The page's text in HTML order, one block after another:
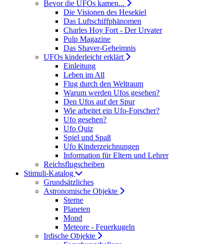
Bevor die UFOs kamen...
Die Visionen des Hesekiel
Das Luftschiffphänomen
Charles Hoy Fort - Der Urvater
Pulp Magazine
Das Shaver-Geheimnis
UFOs kinderleicht erklärt
Einleitung
Leben im All
Flug durch den Weltraum
Warum werden Ufos gesehen?
Den Ufos auf der Spur
Wie arbeitet ein Ufo-Forscher?
Ufo gesehen?
Ufo Quiz
Spiel und Spaß
Ufo Kinderzeichnungen
Information für Eltern und Lehrer
Reichsflugscheiben
Stimuli-Katalog
Grundsätzliches
Astronomische Objekte
Sterne
Planeten
Mond
Meteore - Feuerkugeln
Irdische Objekte